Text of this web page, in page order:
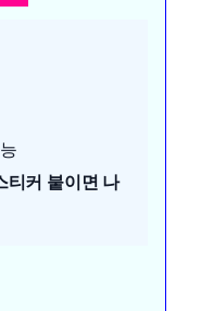
티커 붙이면 나